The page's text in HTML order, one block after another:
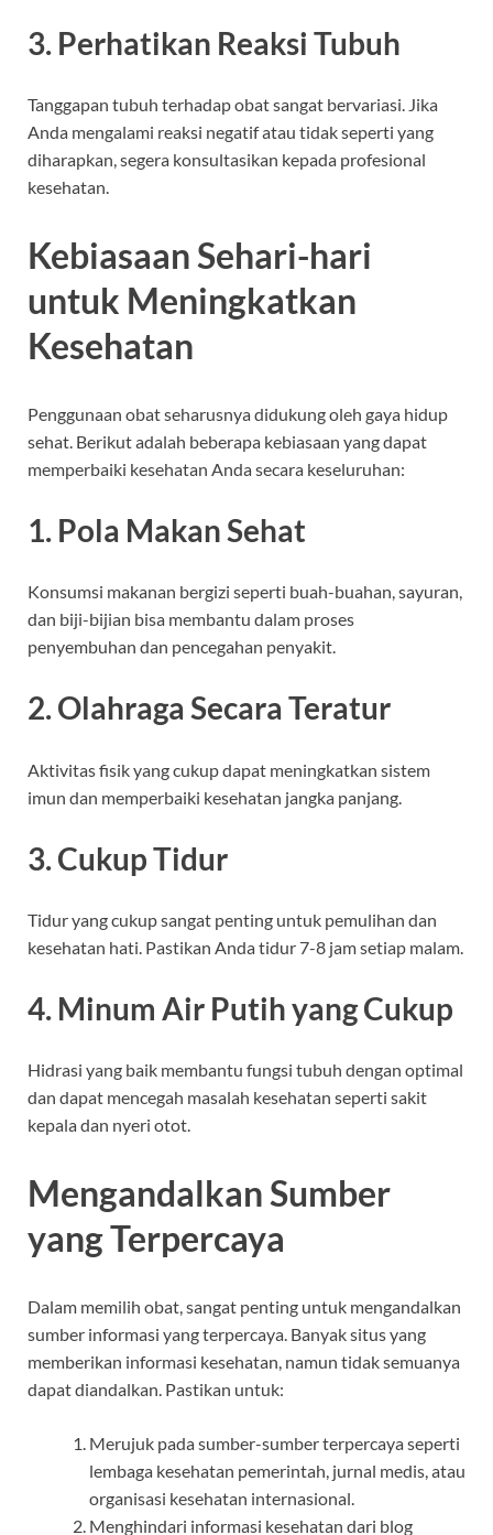
3. Perhatikan Reaksi Tubuh
Tanggapan tubuh terhadap obat sangat bervariasi. Jika
Anda mengalami reaksi negatif atau tidak seperti yang
diharapkan, segera konsultasikan kepada profesional
kesehatan.
Kebiasaan Sehari-hari
untuk Meningkatkan
Kesehatan
Penggunaan obat seharusnya didukung oleh gaya hidup
sehat. Berikut adalah beberapa kebiasaan yang dapat
memperbaiki kesehatan Anda secara keseluruhan:
1. Pola Makan Sehat
Konsumsi makanan bergizi seperti buah-buahan, sayuran,
dan biji-bijian bisa membantu dalam proses
penyembuhan dan pencegahan penyakit.
2. Olahraga Secara Teratur
Aktivitas fisik yang cukup dapat meningkatkan sistem
imun dan memperbaiki kesehatan jangka panjang.
3. Cukup Tidur
Tidur yang cukup sangat penting untuk pemulihan dan
kesehatan hati. Pastikan Anda tidur 7-8 jam setiap malam.
4. Minum Air Putih yang Cukup
Hidrasi yang baik membantu fungsi tubuh dengan optimal
dan dapat mencegah masalah kesehatan seperti sakit
kepala dan nyeri otot.
Mengandalkan Sumber
yang Terpercaya
Dalam memilih obat, sangat penting untuk mengandalkan
sumber informasi yang terpercaya. Banyak situs yang
memberikan informasi kesehatan, namun tidak semuanya
dapat diandalkan. Pastikan untuk:
Merujuk pada sumber-sumber terpercaya seperti
lembaga kesehatan pemerintah, jurnal medis, atau
organisasi kesehatan internasional.
Menghindari informasi kesehatan dari blog